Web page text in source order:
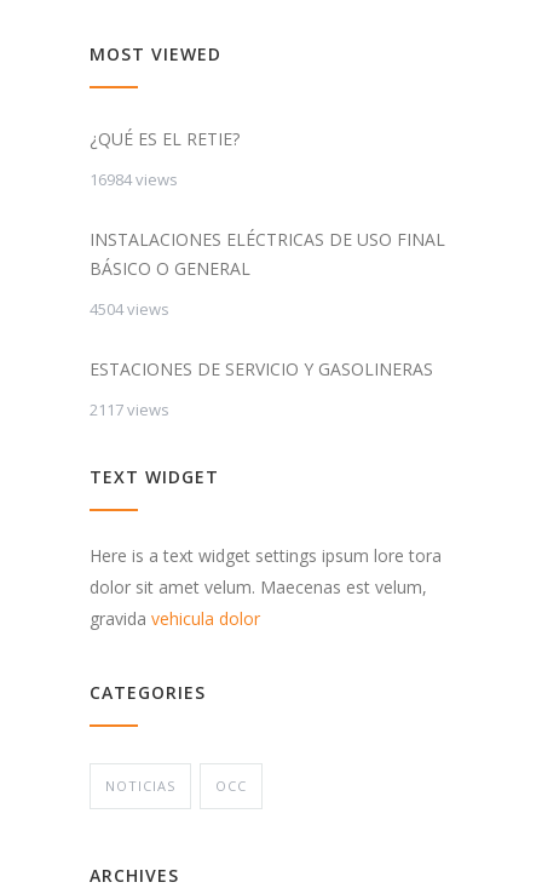
MOST VIEWED
¿QUÉ ES EL RETIE?
16984 views
INSTALACIONES ELÉCTRICAS DE USO FINAL
BÁSICO O GENERAL
4504 views
ESTACIONES DE SERVICIO Y GASOLINERAS
2117 views
TEXT WIDGET
Here is a text widget settings ipsum lore tora
dolor sit amet velum. Maecenas est velum,
gravida vehicula dolor
CATEGORIES
NOTICIAS OCC
ARCHIVES